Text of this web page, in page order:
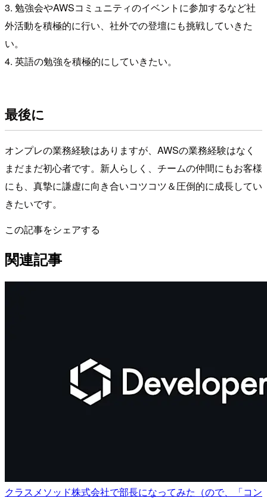
3. 勉強会やAWSコミュニティのイベントに参加するなど社
外活動を積極的に行い、社外での登壇にも挑戦していきた
い。
4. 英語の勉強を積極的にしていきたい。 ​
最後に
​ オンプレの業務経験はありますが、AWSの業務経験はなく
まだまだ初心者です。新人らしく、チームの仲間にもお客様
にも、真摯に謙虚に向き合いコツコツ＆圧倒的に成長してい
きたいです。
この記事をシェアする
関連記事
クラスメソッド株式会社で部長になってみた（ので、「コン